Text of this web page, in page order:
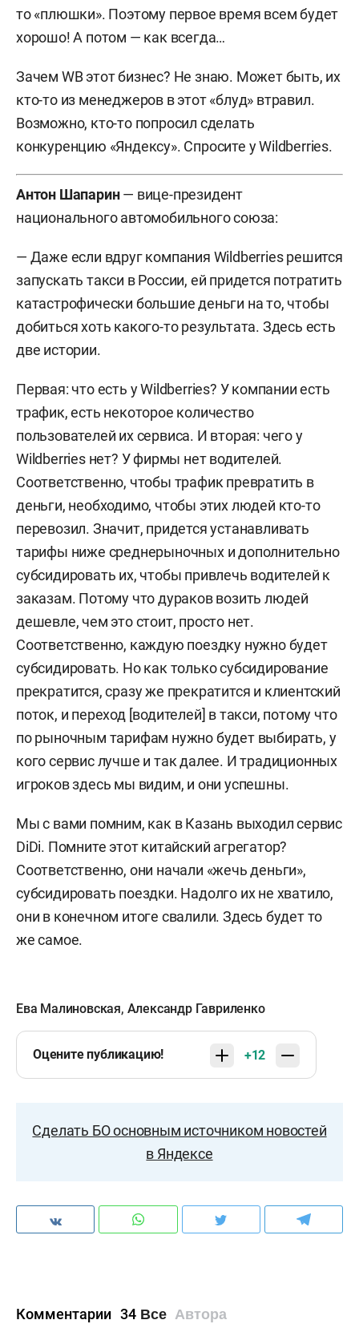
то «плюшки». Поэтому первое время всем будет
хорошо! А потом — как всегда…
Зачем WB этот бизнес? Не знаю. Может быть, их
кто-то из менеджеров в этот «блуд» втравил.
Возможно, кто-то попросил сделать
конкуренцию «Яндексу». Спросите у Wildberries.
Антон Шапарин— вице-президент
национального автомобильного союза:
— Даже если вдруг компания Wildberries решится
запускать такси в России, ей придется потратить
катастрофически большие деньги на то, чтобы
добиться хоть какого-то результата. Здесь есть
две истории.
Первая: что есть у Wildberries? У компании есть
трафик, есть некоторое количество
пользователей их сервиса. И вторая: чего у
Wildberries нет? У фирмы нет водителей.
Соответственно, чтобы трафик превратить в
деньги, необходимо, чтобы этих людей кто-то
перевозил. Значит, придется устанавливать
тарифы ниже среднерыночных и дополнительно
субсидировать их, чтобы привлечь водителей к
заказам. Потому что дураков возить людей
дешевле, чем это стоит, просто нет.
Соответственно, каждую поездку нужно будет
субсидировать. Но как только субсидирование
прекратится, сразу же прекратится и клиентский
поток, и переход [водителей] в такси, потому что
по рыночным тарифам нужно будет выбирать, у
кого сервис лучше и так далее. И традиционных
игроков здесь мы видим, и они успешны.
Мы с вами помним, как в Казань выходил сервис
DiDi. Помните этот китайский агрегатор?
Соответственно, они начали «жечь деньги»,
субсидировать поездки. Надолго их не хватило,
они в конечном итоге свалили. Здесь будет то
же самое.
Ева Малиновская, Александр Гавриленко
Оцените публикацию! +12
Сделать БО основным источником новостей
в Яндексе
Комментарии 34 Все Автора